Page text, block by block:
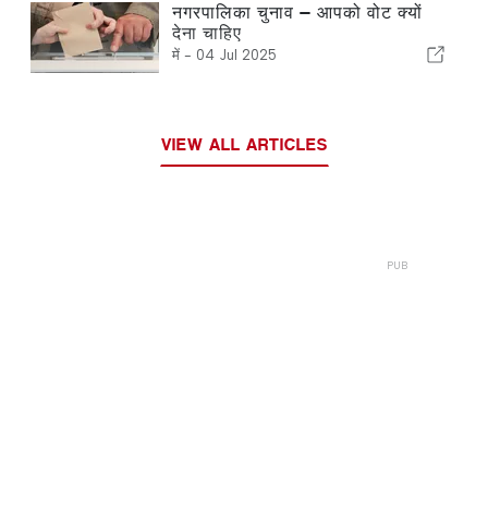
नगरपालिका चुनाव — आपको वोट क्यों
देना चाहिए
में - 04 Jul 2025
VIEW ALL ARTICLES